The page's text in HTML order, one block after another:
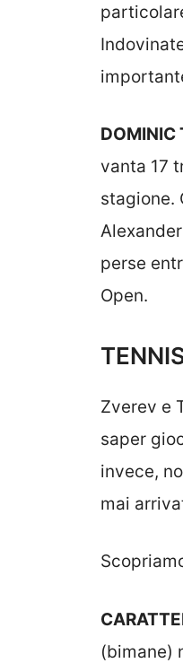
DOMINIC
vanta 17
stagione.
perse
Open.
Zverev e
saper
invece,
mai
(bimane)